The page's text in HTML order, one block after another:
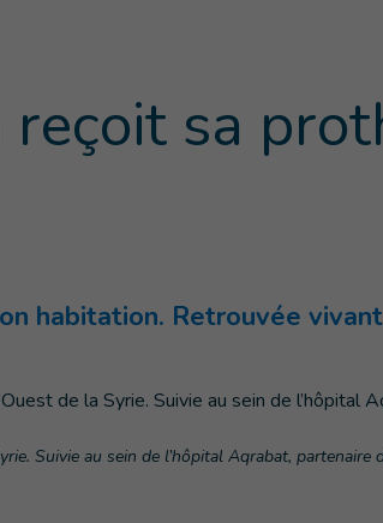
sa
habitation. Retrouvée
Suivie au sein de l’hôpital Aqrabat, partenaire